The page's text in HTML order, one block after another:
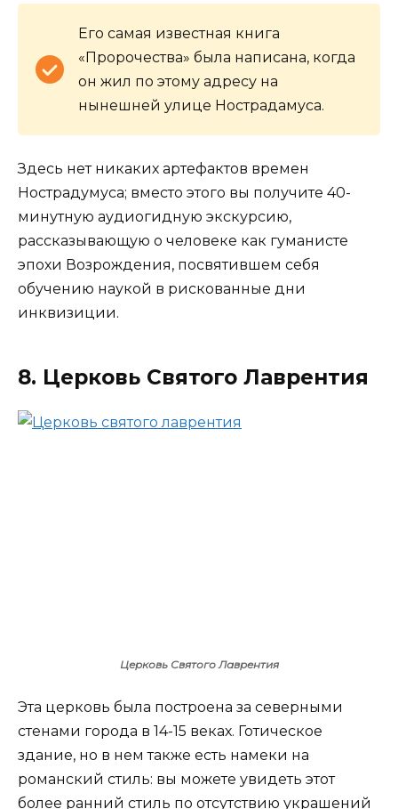
Его самая известная книга
«Пророчества» была написана, когда
он жил по этому адресу на
нынешней улице Нострадамуса.
Здесь нет никаких артефактов времен
Нострадумуса; вместо этого вы получите 40-
минутную аудиогидную экскурсию,
рассказывающую о человеке как гуманисте
эпохи Возрождения, посвятившем себя
обучению наукой в рискованные дни
инквизиции.
8. Церковь Святого Лаврентия
Церковь Святого Лаврентия
Эта церковь была построена за северными
стенами города в 14-15 веках. Готическое
здание, но в нем также есть намеки на
романский стиль: вы можете увидеть этот
более ранний стиль по отсутствию украшений